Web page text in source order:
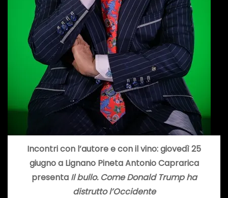
Incontri con l’autore e con il vino: giovedì 25
giugno a Lignano Pineta Antonio Caprarica
presenta Il bullo. Come Donald Trump ha
distrutto l’Occidente